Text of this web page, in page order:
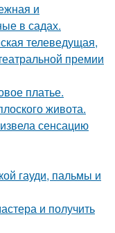
и
в садах.
телеведущая,
премии
платье.
живота.
сенсацию
гауди, пальмы и
и получить